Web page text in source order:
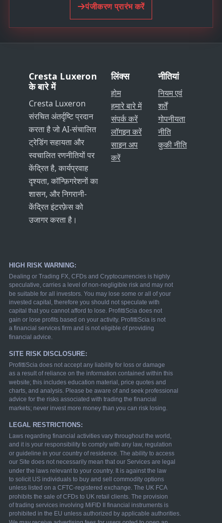
पंजीकरण प्रारंभ करें
Cresta Luxeron
के बारे में
Cresta Luxeron
संरचित अंतर्दृष्टि प्रदान
करता है जो AI-संचालित
ट्रेडिंग सहायता और
स्वचालित रणनीतियों पर
केंद्रित है, कार्यप्रवाह
दृश्यता, कॉन्फ़िगरेशनों का
शासन, और निगरानी-
केंद्रित इंटरफ़ेस को
उजागर करता है।
लिंक्स
होम
हमारे बारे में
संपर्क करें
लॉगइन करें
साइन अप
करें
नीतियां
नियम एवं
शर्तें
गोपनीयता
नीति
कुकी नीति